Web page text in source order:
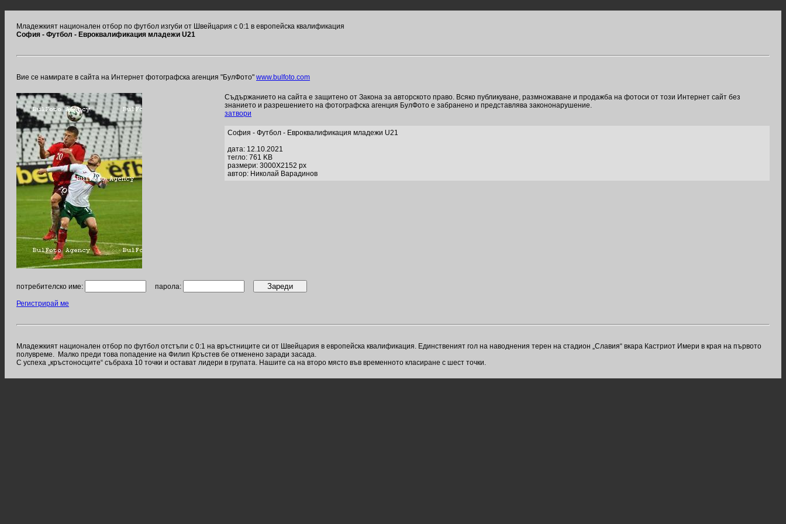
Младежкият национален отбор по футбол изгуби от Швейцария с 0:1 в европейска квалификация
София - Футбол - Евроквалификация младежи U21
Вие се намирате в сайта на Интернет фотографска агенция "БулФото" www.bulfoto.com
Съдържанието на сайта е защитено от Закона за авторското право. Всяко публикуване, размножаване и продажба на фотоси от този Интернет сайт без
знанието и разрешението на фотографска агенция БулФото е забранено и представлява закононарушение.
затвори
София - Футбол - Евроквалификация младежи U21
дата: 12.10.2021
тегло: 761 KB
размери: 3000X2152 px
автор: Николай Варадинов
потребителско име: парола:
Регистрирай ме
Младежкият национален отбор по футбол отстъпи с 0:1 на връстниците си от Швейцария в европейска квалификация. Единственият гол на наводнения терен на стадион „Славия“ вкара Кастриот Имери в края на първото
полувреме. Малко преди това попадение на Филип Кръстев бе отменено заради засада.
С успеха „кръстоносците“ събраха 10 точки и остават лидери в групата. Нашите са на второ място във временното класиране с шест точки.